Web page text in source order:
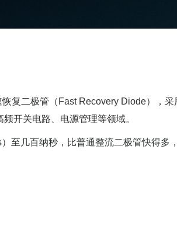
复二极管（Fast Recovery Diode），
开关电路、电源管理等领域。
至几百纳秒，比普通整流二极管快得多